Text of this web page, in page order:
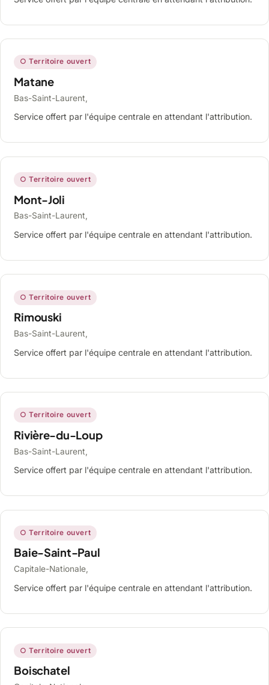
○ Territoire ouvert
Matane
Bas-Saint-Laurent,
Service offert par l'équipe centrale en attendant l'attribution.
○ Territoire ouvert
Mont-Joli
Bas-Saint-Laurent,
Service offert par l'équipe centrale en attendant l'attribution.
○ Territoire ouvert
Rimouski
Bas-Saint-Laurent,
Service offert par l'équipe centrale en attendant l'attribution.
○ Territoire ouvert
Rivière-du-Loup
Bas-Saint-Laurent,
Service offert par l'équipe centrale en attendant l'attribution.
○ Territoire ouvert
Baie-Saint-Paul
Capitale-Nationale,
Service offert par l'équipe centrale en attendant l'attribution.
○ Territoire ouvert
Boischatel